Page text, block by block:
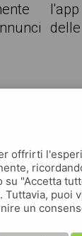
sede in
il
o
offrirti
su "Accetta
Tuttavia, puoi
un